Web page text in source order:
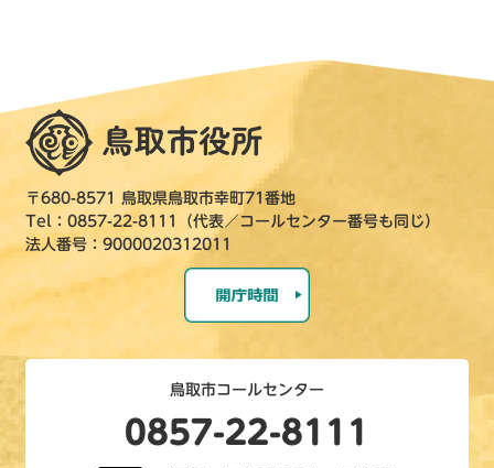
〒680-8571 鳥取県鳥取市幸町71番地
Tel：0857-22-8111（代表／コールセンター番号も同じ）
法人番号：9000020312011
鳥取市コールセンター
0857-22-8111